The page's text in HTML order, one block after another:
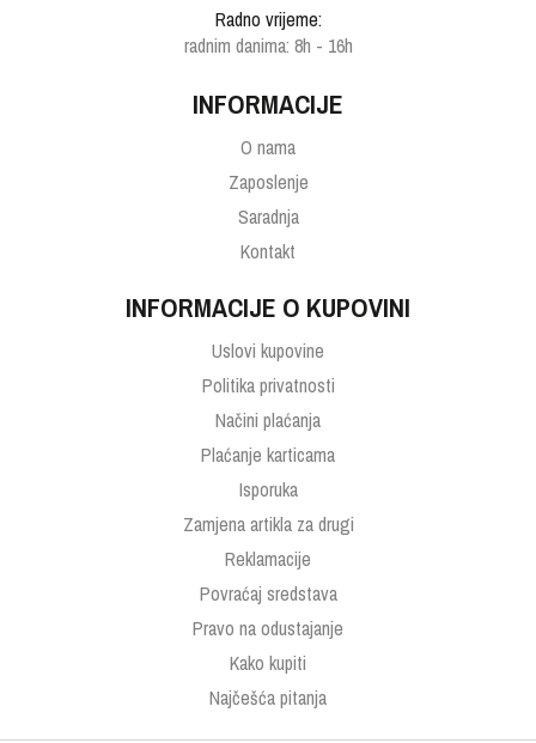
Radno vrijeme:
radnim danima: 8h - 16h
INFORMACIJE
O nama
Zaposlenje
Saradnja
Kontakt
INFORMACIJE O KUPOVINI
Uslovi kupovine
Politika privatnosti
Načini plaćanja
Plaćanje karticama
Isporuka
Zamjena artikla za drugi
Reklamacije
Povraćaj sredstava
Pravo na odustajanje
Kako kupiti
Najčešća pitanja